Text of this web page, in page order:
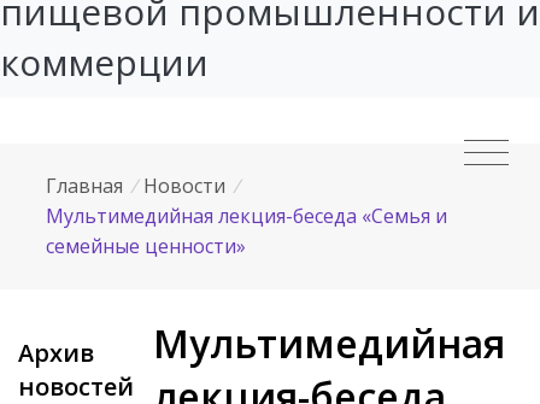
пищевой промышленности и
коммерции
Главная / Новости /
Мультимедийная лекция-беседа «Семья и
семейные ценности»
Архив
новостей
Мультимедийная